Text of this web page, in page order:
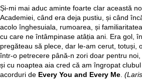
Și-mi mai aduc aminte foarte clar această
Academiei, când era deja pustiu, și când
acolo înghesuiala, rumoarea, și
cu care ne întâmpinase atâția ani. Era gol,
pregăteau să plece, dar le-am cerut, totuși,
într-o petrecere până-n zori doar pentru
și cu noaptea aia cred că am îngropat
acorduri de Every You and Every Me.